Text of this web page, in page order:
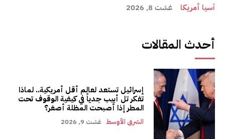
آسيا أمريكا غشت 8, 2026
أحدث المقالات
إسرائيل تستعد لعالم أقل أمريكية.. لماذا
تفكر تل أبيب جدياً في كيفية الوقوف تحت
المطر إذا أصبحت المظلة أصغر؟
الشرق الأوسط غشت 9, 2026